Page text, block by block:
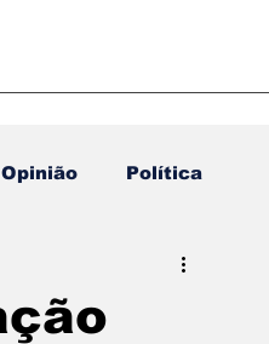
Opinião Política